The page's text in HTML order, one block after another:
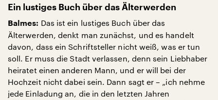
Ein lustiges Buch über das Älterwerden
Balmes: Das ist ein lustiges Buch über das
Älterwerden, denkt man zunächst, und es handelt
davon, dass ein Schriftsteller nicht weiß, was er tun
soll. Er muss die Stadt verlassen, denn sein Liebhaber
heiratet einen anderen Mann, und er will bei der
Hochzeit nicht dabei sein. Dann sagt er – „ich nehme
jede Einladung an, die in den letzten Jahren